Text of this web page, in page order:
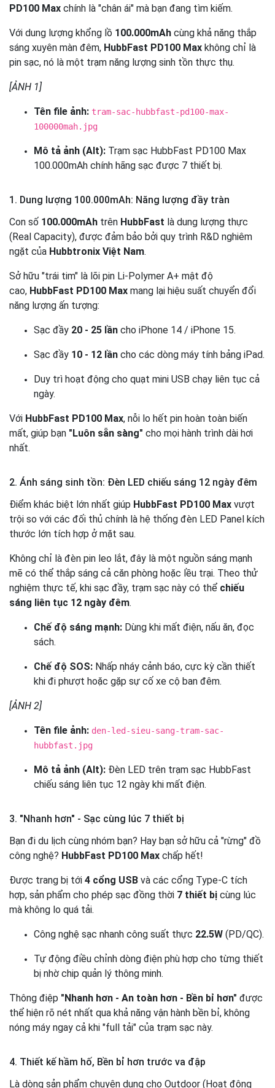
PD100 Max chính là "chân ái" mà bạn đang tìm kiếm.
Với dung lượng khổng lồ 100.000mAh cùng khả năng thắp
sáng xuyên màn đêm, HubbFast PD100 Max không chỉ là
pin sạc, nó là một trạm năng lượng sinh tồn thực thụ.
[ẢNH 1]
Tên file ảnh: tram-sac-hubbfast-pd100-max-
100000mah.jpg
Mô tả ảnh (Alt): Trạm sạc HubbFast PD100 Max
100.000mAh chính hãng sạc được 7 thiết bị.
1. Dung lượng 100.000mAh: Năng lượng đầy tràn
Con số 100.000mAh trên HubbFast là dung lượng thực
(Real Capacity), được đảm bảo bởi quy trình R&D nghiêm
ngặt của Hubbtronix Việt Nam.
Sở hữu "trái tim" là lõi pin Li-Polymer A+ mật độ
cao, HubbFast PD100 Max mang lại hiệu suất chuyển đổi
năng lượng ấn tượng:
Sạc đầy 20 - 25 lần cho iPhone 14 / iPhone 15.
Sạc đầy 10 - 12 lần cho các dòng máy tính bảng iPad.
Duy trì hoạt động cho quạt mini USB chạy liên tục cả
ngày.
Với HubbFast PD100 Max, nỗi lo hết pin hoàn toàn biến
mất, giúp bạn "Luôn sẵn sàng" cho mọi hành trình dài hơi
nhất.
2. Ánh sáng sinh tồn: Đèn LED chiếu sáng 12 ngày đêm
Điểm khác biệt lớn nhất giúp HubbFast PD100 Max vượt
trội so với các đối thủ chính là hệ thống đèn LED Panel kích
thước lớn tích hợp ở mặt sau.
Không chỉ là đèn pin leo lắt, đây là một nguồn sáng mạnh
mẽ có thể thắp sáng cả căn phòng hoặc lều trại. Theo thử
nghiệm thực tế, khi sạc đầy, trạm sạc này có thể chiếu
sáng liên tục 12 ngày đêm.
Chế độ sáng mạnh: Dùng khi mất điện, nấu ăn, đọc
sách.
Chế độ SOS: Nhấp nháy cảnh báo, cực kỳ cần thiết
khi đi phượt hoặc gặp sự cố xe cộ ban đêm.
[ẢNH 2]
Tên file ảnh: den-led-sieu-sang-tram-sac-
hubbfast.jpg
Mô tả ảnh (Alt): Đèn LED trên trạm sạc HubbFast
chiếu sáng liên tục 12 ngày khi mất điện.
3. "Nhanh hơn" - Sạc cùng lúc 7 thiết bị
Bạn đi du lịch cùng nhóm bạn? Hay bạn sở hữu cả "rừng" đồ
công nghệ? HubbFast PD100 Max chấp hết!
Được trang bị tới 4 cổng USB và các cổng Type-C tích
hợp, sản phẩm cho phép sạc đồng thời 7 thiết bị cùng lúc
mà không lo quá tải.
Công nghệ sạc nhanh công suất thực 22.5W (PD/QC).
Tự động điều chỉnh dòng điện phù hợp cho từng thiết
bị nhờ chip quản lý thông minh.
Thông điệp "Nhanh hơn - An toàn hơn - Bền bỉ hơn" được
thể hiện rõ nét nhất qua khả năng vận hành bền bỉ, không
nóng máy ngay cả khi "full tải" của trạm sạc này.
4. Thiết kế hầm hố, Bền bỉ hơn trước va đập
Là dòng sản phẩm chuyên dụng cho Outdoor (Hoạt động